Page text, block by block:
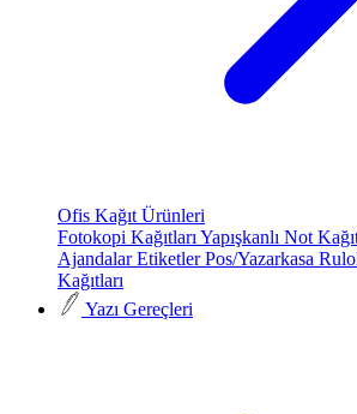
Ofis Kağıt Ürünleri
Fotokopi Kağıtları Yapışkanlı Not
AjandalarEtiketlerPos/Yazarkasa
Kağıtları
Yazı Gereçleri